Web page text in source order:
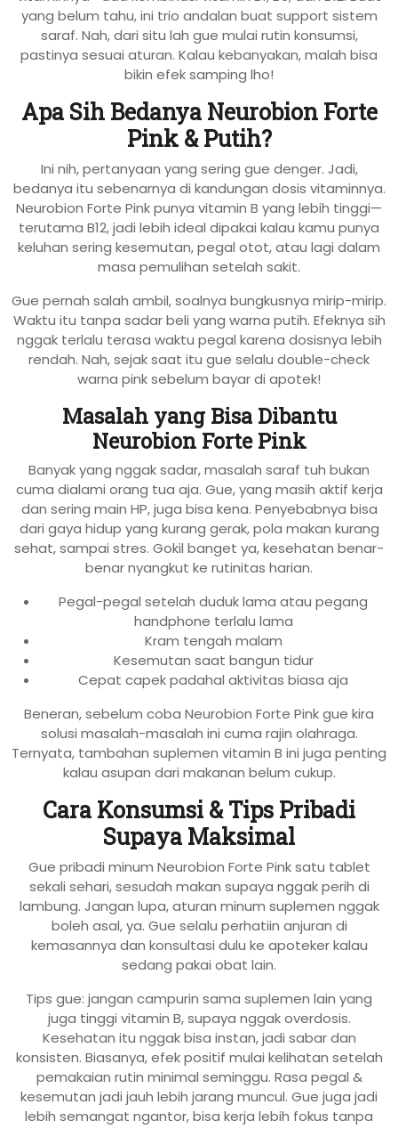
yang belum tahu, ini trio andalan buat support sistem
saraf. Nah, dari situ lah gue mulai rutin konsumsi,
pastinya sesuai aturan. Kalau kebanyakan, malah bisa
bikin efek samping lho!
Apa Sih Bedanya Neurobion Forte
Pink & Putih?
Ini nih, pertanyaan yang sering gue denger. Jadi,
bedanya itu sebenarnya di kandungan dosis vitaminnya.
Neurobion Forte Pink punya vitamin B yang lebih tinggi—
terutama B12, jadi lebih ideal dipakai kalau kamu punya
keluhan sering kesemutan, pegal otot, atau lagi dalam
masa pemulihan setelah sakit.
Gue pernah salah ambil, soalnya bungkusnya mirip-mirip.
Waktu itu tanpa sadar beli yang warna putih. Efeknya sih
nggak terlalu terasa waktu pegal karena dosisnya lebih
rendah. Nah, sejak saat itu gue selalu double-check
warna pink sebelum bayar di apotek!
Masalah yang Bisa Dibantu
Neurobion Forte Pink
Banyak yang nggak sadar, masalah saraf tuh bukan
cuma dialami orang tua aja. Gue, yang masih aktif kerja
dan sering main HP, juga bisa kena. Penyebabnya bisa
dari gaya hidup yang kurang gerak, pola makan kurang
sehat, sampai stres. Gokil banget ya, kesehatan benar-
benar nyangkut ke rutinitas harian.
Pegal-pegal setelah duduk lama atau pegang
handphone terlalu lama
Kram tengah malam
Kesemutan saat bangun tidur
Cepat capek padahal aktivitas biasa aja
Beneran, sebelum coba Neurobion Forte Pink gue kira
solusi masalah-masalah ini cuma rajin olahraga.
Ternyata, tambahan suplemen vitamin B ini juga penting
kalau asupan dari makanan belum cukup.
Cara Konsumsi & Tips Pribadi
Supaya Maksimal
Gue pribadi minum Neurobion Forte Pink satu tablet
sekali sehari, sesudah makan supaya nggak perih di
lambung. Jangan lupa, aturan minum suplemen nggak
boleh asal, ya. Gue selalu perhatiin anjuran di
kemasannya dan konsultasi dulu ke apoteker kalau
sedang pakai obat lain.
Tips gue: jangan campurin sama suplemen lain yang
juga tinggi vitamin B, supaya nggak overdosis.
Kesehatan itu nggak bisa instan, jadi sabar dan
konsisten. Biasanya, efek positif mulai kelihatan setelah
pemakaian rutin minimal seminggu. Rasa pegal &
kesemutan jadi jauh lebih jarang muncul. Gue juga jadi
lebih semangat ngantor, bisa kerja lebih fokus tanpa